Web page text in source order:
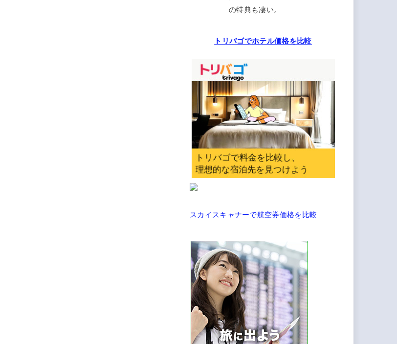
の特典も凄い。
トリバゴでホテル価格を比較
スカイスキャナーで航空券価格を比較